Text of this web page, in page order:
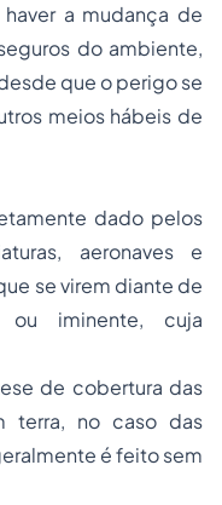
a mudança de
do ambiente,
que o perigo se
meios hábeis de
dado pelos
aeronaves e
se virem diante de
ou iminente, cuja
de cobertura das
terra, no caso das
é feito sem